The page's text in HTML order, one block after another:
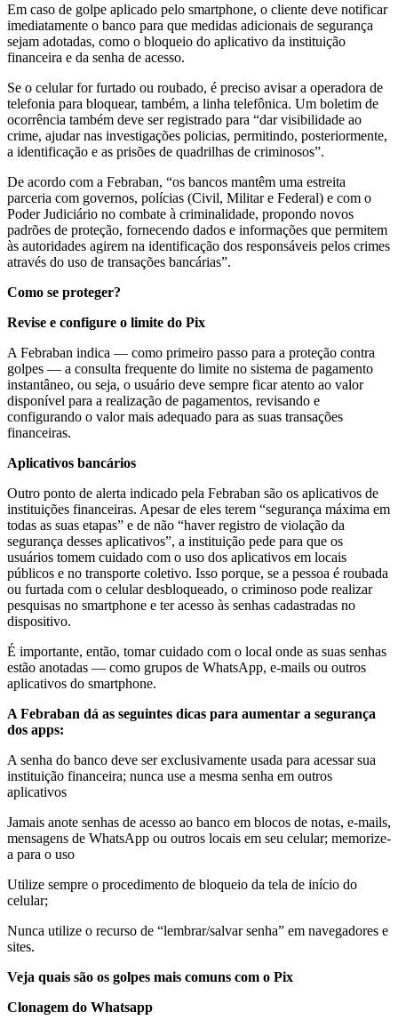
Em caso de golpe aplicado pelo smartphone, o cliente deve notificar
imediatamente o banco para que medidas adicionais de segurança
sejam adotadas, como o bloqueio do aplicativo da instituição
financeira e da senha de acesso.
Se o celular for furtado ou roubado, é preciso avisar a operadora de
telefonia para bloquear, também, a linha telefônica. Um boletim de
ocorrência também deve ser registrado para “dar visibilidade ao
crime, ajudar nas investigações policias, permitindo, posteriormente,
a identificação e as prisões de quadrilhas de criminosos”.
De acordo com a Febraban, “os bancos mantêm uma estreita
parceria com governos, polícias (Civil, Militar e Federal) e com o
Poder Judiciário no combate à criminalidade, propondo novos
padrões de proteção, fornecendo dados e informações que permitem
às autoridades agirem na identificação dos responsáveis pelos crimes
através do uso de transações bancárias”.
Como se proteger?
Revise e configure o limite do Pix
A Febraban indica — como primeiro passo para a proteção contra
golpes — a consulta frequente do limite no sistema de pagamento
instantâneo, ou seja, o usuário deve sempre ficar atento ao valor
disponível para a realização de pagamentos, revisando e
configurando o valor mais adequado para as suas transações
financeiras.
Aplicativos bancários
Outro ponto de alerta indicado pela Febraban são os aplicativos de
instituições financeiras. Apesar de eles terem “segurança máxima em
todas as suas etapas” e de não “haver registro de violação da
segurança desses aplicativos”, a instituição pede para que os
usuários tomem cuidado com o uso dos aplicativos em locais
públicos e no transporte coletivo. Isso porque, se a pessoa é roubada
ou furtada com o celular desbloqueado, o criminoso pode realizar
pesquisas no smartphone e ter acesso às senhas cadastradas no
dispositivo.
É importante, então, tomar cuidado com o local onde as suas senhas
estão anotadas — como grupos de WhatsApp, e-mails ou outros
aplicativos do smartphone.
A Febraban dá as seguintes dicas para aumentar a segurança
dos apps:
A senha do banco deve ser exclusivamente usada para acessar sua
instituição financeira; nunca use a mesma senha em outros
aplicativos
Jamais anote senhas de acesso ao banco em blocos de notas, e-mails,
mensagens de WhatsApp ou outros locais em seu celular; memorize-
a para o uso
Utilize sempre o procedimento de bloqueio da tela de início do
celular;
Nunca utilize o recurso de “lembrar/salvar senha” em navegadores e
sites.
Veja quais são os golpes mais comuns com o Pix
Clonagem do Whatsapp